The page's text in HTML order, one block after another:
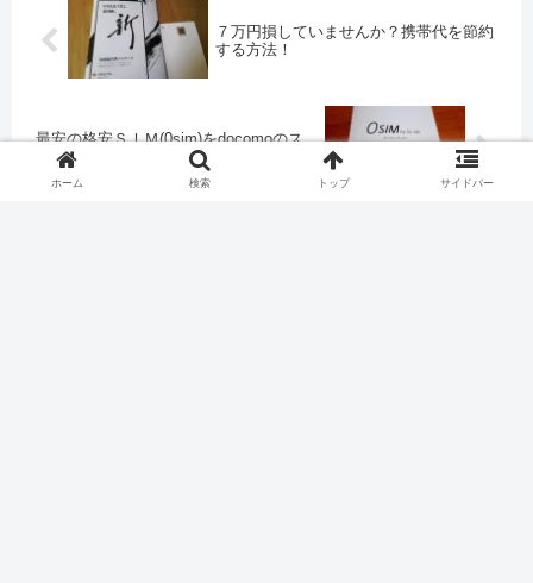
７万円損していませんか？携帯代を節約
する方法！
最安の格安ＳＩＭ(0sim)をdocomoのス
マホで子供用に準備しました
ホーム 検索 トップ サイドバー